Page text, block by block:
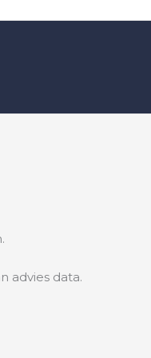
advies data.